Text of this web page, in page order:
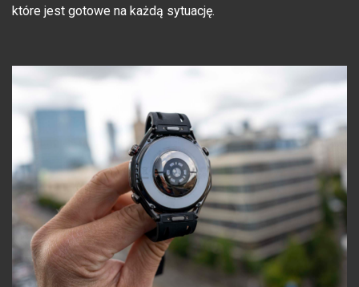
które jest gotowe na każdą sytuację.